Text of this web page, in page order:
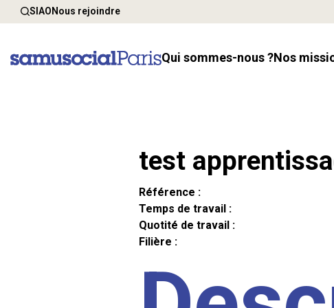
SIAONous rejoindre
Qui sommes-nous ? Nos
test
Référence :
Temps de travail :
Quotité de travail :
Filière :